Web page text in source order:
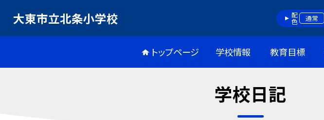
大東市立北条小学校 配色 通常
トップページ 学校情報 教育目標
学校日記